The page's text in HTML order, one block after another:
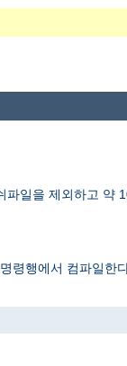
일을 제외하고 약
령행에서 컴파일한